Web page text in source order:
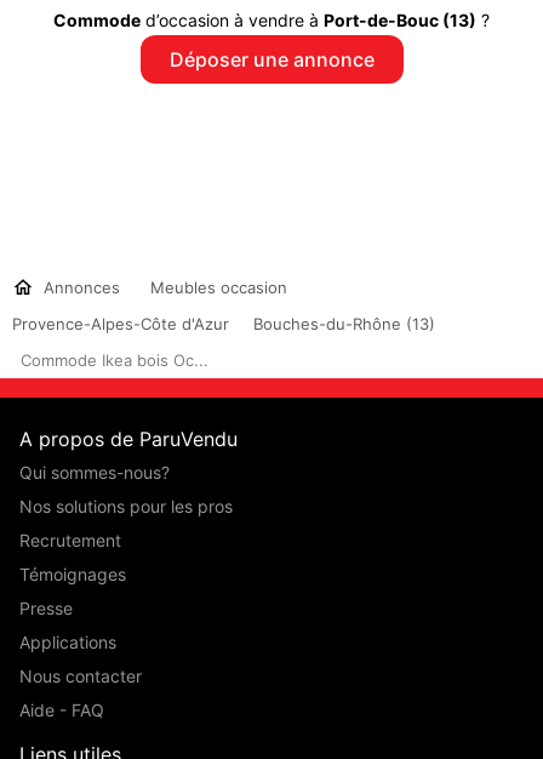
Commode d’occasion à vendre à Port-de-Bouc (13) ?
Déposer une annonce
Annonces
Meubles occasion
Provence-Alpes-Côte d'Azur
Bouches-du-Rhône (13)
Commode Ikea bois Oc...
A propos de ParuVendu
Qui sommes-nous?
Nos solutions pour les pros
Recrutement
Témoignages
Presse
Applications
Nous contacter
Aide - FAQ
Liens utiles